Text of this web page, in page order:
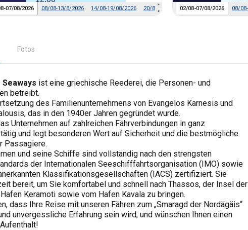
Fotos
ist eine griechische Reederei, die Personen- und
betreibt.
des Familienunternehmens von Evangelos Karnesis und
das in den 1940er Jahren gegründet wurde.
Unternehmen auf zahlreichen Fährverbindungen in ganz
und legt besonderen Wert auf Sicherheit und die bestmögliche
Passagiere.
und seine Schiffe sind vollständig nach den strengsten
der Internationalen Seeschifffahrtsorganisation (IMO) sowie
Klassifikationsgesellschaften (IACS) zertifiziert. Sie
bereit, um Sie komfortabel und schnell nach Thassos, der Insel der
Keramoti sowie vom Hafen Kavala zu bringen.
dass Ihre Reise mit unseren Fähren zum „Smaragd der Nordägäis“
unvergessliche Erfahrung sein wird, und wünschen Ihnen einen